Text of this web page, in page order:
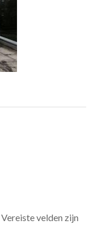
Vereiste velden zijn